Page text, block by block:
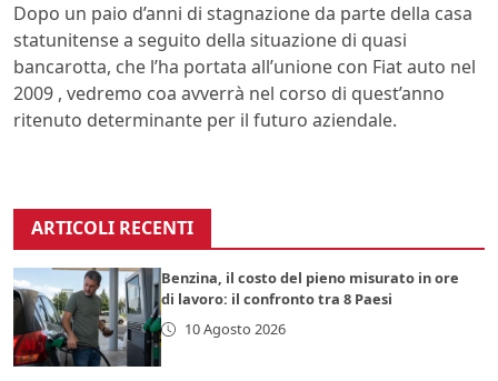
Dopo un paio d’anni di stagnazione da parte della casa
statunitense a seguito della situazione di quasi
bancarotta, che l’ha portata all’unione con Fiat auto nel
2009 , vedremo coa avverrà nel corso di quest’anno
ritenuto determinante per il futuro aziendale.
ARTICOLI RECENTI
Benzina, il costo del pieno misurato in ore
di lavoro: il confronto tra 8 Paesi
10 Agosto 2026